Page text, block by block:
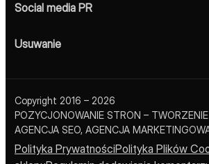
Social media PR
Usuwanie
Copyright 2016 – 2026
POZYCJONOWANIE STRON –
AGENCJA SEO, AGENCJA
Polityka PrywatnościPolityka Plików